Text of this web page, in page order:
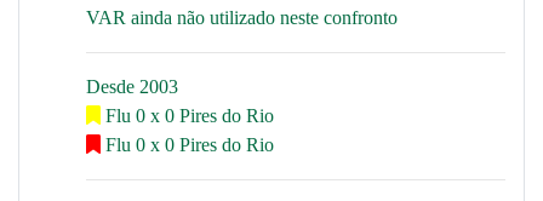
VAR ainda não utilizado neste confronto
Desde 2003
Flu 0 x 0 Pires do Rio
Flu 0 x 0 Pires do Rio